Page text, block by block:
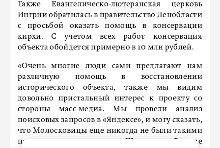
Также Евангелическо-лютеранская церковь
Ингрии обратилась в правительство Ленобласти
с просьбой оказать помощь в консервации
кирхи. С учетом всех работ консервация
объекта обойдется примерно в 10 млн рублей.
«Очень многие люди сами предлагают нам
различную помощь в восстановлении
исторического объекта, также мы видим
довольно пристальный интерес к проекту со
стороны масс-медиа. Мы провели анализ
поисковых запросов в «Яндексе», и могу сказать,
что Молосковицы еще никогда не были такими
популярными, – указала Шилова. – В ходе